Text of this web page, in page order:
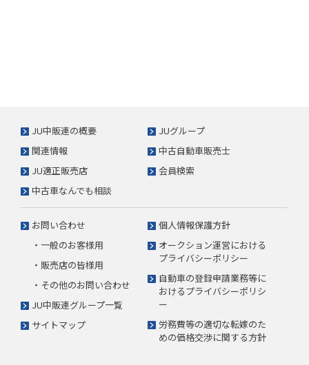
JU中販連の概要
JUグループ
関連情報
中古自動車販売士
JU適正販売店
会員検索
中古車なんでも相談
お問い合わせ
・一般のお客様用
・販売店の皆様用
・その他のお問い合わせ
JU中販連グループ一覧
サイトマップ
個人情報保護方針
オークション運営における
プライバシーポリシー
自動車の登録申請業務等に
おけるプライバシーポリシ
ー
労務費等の適切な転嫁のた
めの価格交渉に関する方針